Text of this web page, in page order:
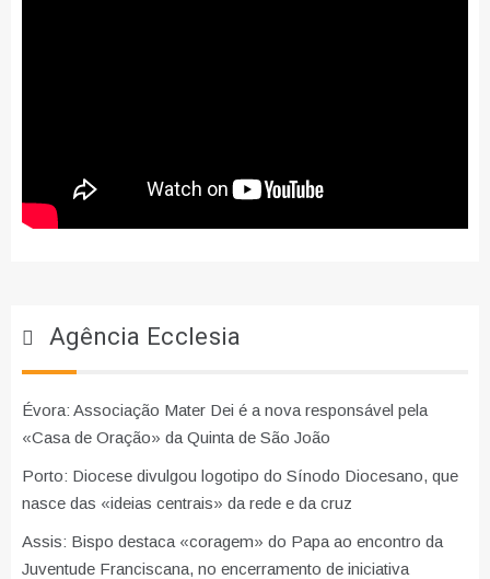
Agência Ecclesia
Évora: Associação Mater Dei é a nova responsável pela
«Casa de Oração» da Quinta de São João
Porto: Diocese divulgou logotipo do Sínodo Diocesano, que
nasce das «ideias centrais» da rede e da cruz
Assis: Bispo destaca «coragem» do Papa ao encontro da
Juventude Franciscana, no encerramento de iniciativa